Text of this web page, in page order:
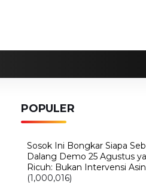
POPULER
Sosok Ini Bongkar Siapa
Dalang Demo 25 Agustus
Ricuh: Bukan Intervensi
(1,000,016)